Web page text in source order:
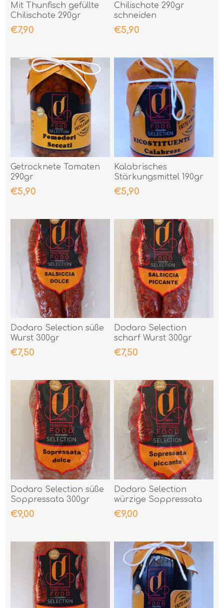
Mit Thunfisch gefüllte
Chilischote 290gr
€7,90
Chilischote 290gr
schneiden
€5,90
Getrocknete Tomaten
290gr
€5,90
Kalabrisches
Stärkungsmittel 190gr
€5,90
Dodaro Selection süße
Wurst 300gr
€7,50
Dodaro Selection
scharf Wurst 300gr
€7,50
Dodaro Selection süße
Soppressata 300gr
€9,00
Dodaro Selection
würzige Soppressata
300gr
€9,00